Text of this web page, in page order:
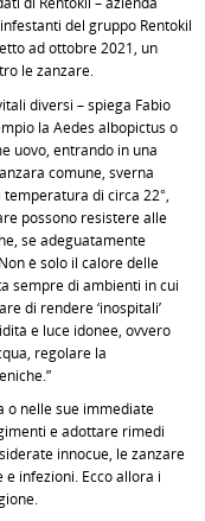
del gruppo Rentokil
ad ottobre 2021, un
le zanzare.
diversi – spiega Fabio
la Aedes albopictus o
uovo, entrando in una
comune, sverna
di circa 22°,
possono resistere alle
se adeguatamente
è solo il calore delle
sempre di ambienti in cui
di rendere ‘inospitali’
e luce idonee, ovvero
regolare la
o nelle sue immediate
e adottare rimedi
innocue, le zanzare
infezioni. Ecco allora i